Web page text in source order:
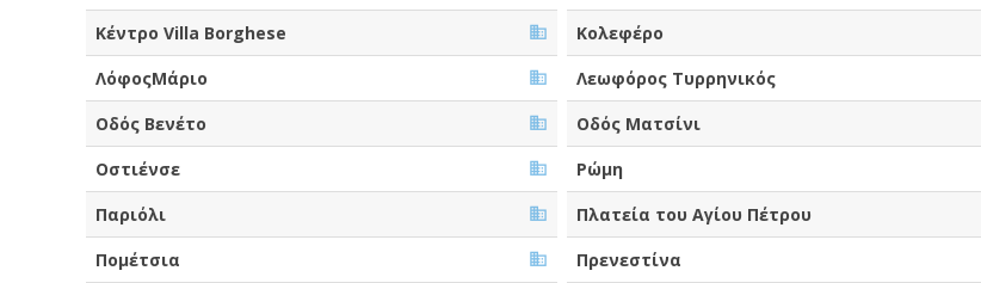
Κέντρο Villa Borghese
Κολεφέρο
ΛόφοςΜάριο
Λεωφόρος Τυρρηνικός
Οδός Βενέτο
Οδός Ματσίνι
Οστιένσε
Ρώμη
Παριόλι
Πλατεία του Αγίου Πέτρου
Πομέτσια
Πρενεστίνα